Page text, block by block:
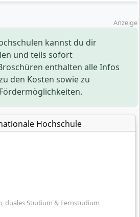
Anzeige
kannst du dir
und teils sofort
enthalten alle Infos
den Kosten sowie zu
Hochschule
duales Studium & Fernstudium